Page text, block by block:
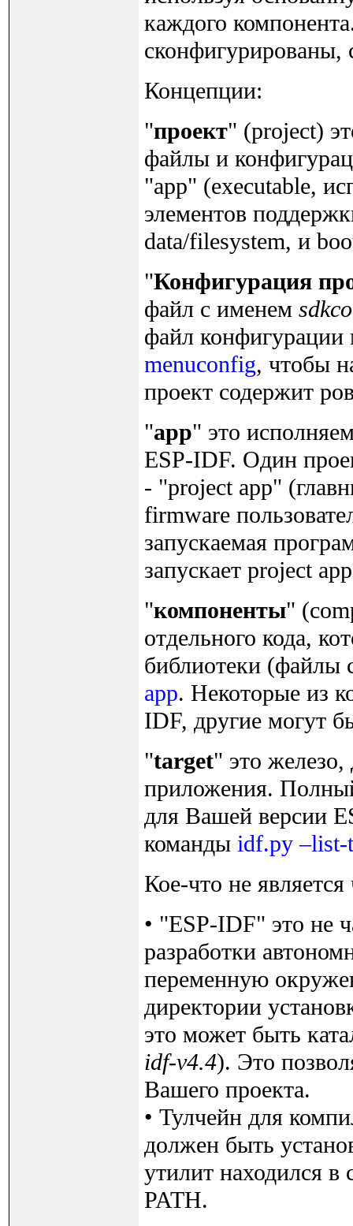
каждого
сконфигурированы,
Концепции:
"проект" (project)
файлы и
"app" (executable,
элементов
data/filesystem, и
"Конфигурация
файл с именем
файл
menuconfig, чтобы
проект содержит
"app" это
ESP-IDF. Один
- "project app"
firmware
запускаемая
запускает project
"компоненты"
отдельного кода,
библиотеки (файлы
app. Некоторые из
IDF, другие могут
"target" это железо,
приложения.
для Вашей версии
команды idf.py –list-
Кое-что не
• "ESP-IDF" это не
разработки
переменную
директории
это может быть
idf-v4.4). Это
Вашего проекта.
• Тулчейн для
должен быть
утилит находился в
PATH.